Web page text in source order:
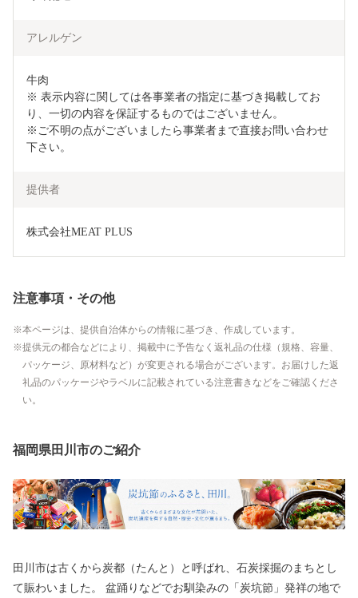
アレルゲン
牛肉
※ 表示内容に関しては各事業者の指定に基づき掲載してお
り、一切の内容を保証するものではございません。
※ご不明の点がございましたら事業者まで直接お問い合わせ
下さい。
提供者
株式会社MEAT PLUS
注意事項・その他
本ページは、提供自治体からの情報に基づき、作成しています。
提供元の都合などにより、掲載中に予告なく返礼品の仕様（規格、容量、
パッケージ、原材料など）が変更される場合がございます。お届けした返
礼品のパッケージやラベルに記載されている注意書きなどをご確認くださ
い。
福岡県田川市のご紹介
田川市は古くから炭都（たんと）と呼ばれ、石炭採掘のまちとし
て賑わいました。 盆踊りなどでお馴染みの「炭坑節」発祥の地で